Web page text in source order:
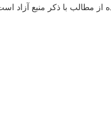
مطالب با ذكر منبع آزاد